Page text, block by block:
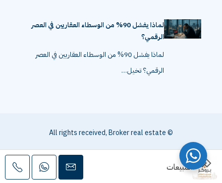
المبيعات
لماذا يفشل 90% من الوسطاء العقاريين في العصر
الرقمي؟
لماذا يفشل 90% من الوسطاء العقاريين في العصر
الرقمي؟ تخيل…
© All rights received, Broker real estate